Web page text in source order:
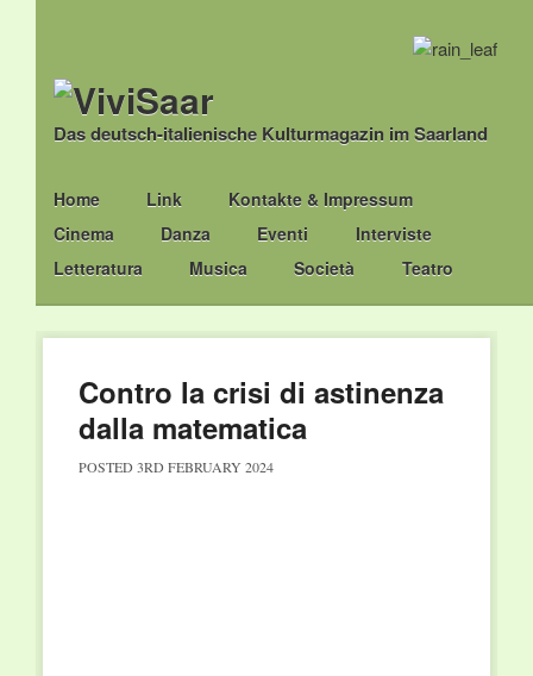
Das deutsch-italienische Kulturmagazin im Saarland
Main menu
Skip
to
content
Home Link
Kontakte & Impressum
Cinema
Danza Eventi
Interviste
Letteratura
Musica Società Teatro
Contro la crisi di astinenza
dalla matematica
POSTED 3RD FEBRUARY 2024